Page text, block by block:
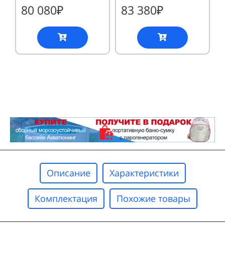
80 080₽ 83 380₽
Описание Характеристики
Комплектация Похожие товары